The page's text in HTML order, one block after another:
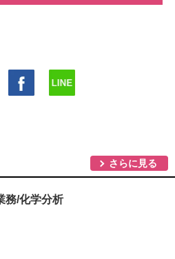
さらに見る
務/化学分析